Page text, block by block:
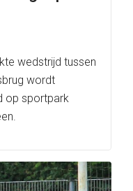
wedstrijd tussen
wordt
op sportpark